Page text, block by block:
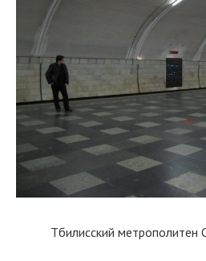
Тбилисский метрополитен